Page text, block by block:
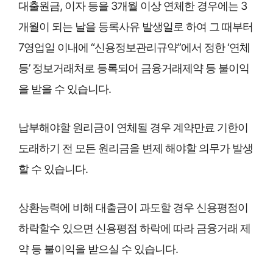
대출원금, 이자 등을 3개월 이상 연체한 경우에는 3
개월이 되는 날을 등록사유 발생일로 하여 그 때부터
7영업일 이내에 “신용정보관리규약”에서 정한 ‘연체
등’ 정보거래처로 등록되어 금융거래제약 등 불이익
을 받을 수 있습니다.
납부해야할 원리금이 연체될 경우 계약만료 기한이
도래하기 전 모든 원리금을 변제 해야할 의무가 발생
할 수 있습니다.
상환능력에 비해 대출금이 과도할 경우 신용평점이
하락할수 있으면 신용평점 하락에 따라 금융거래 제
약 등 불이익을 받으실 수 있습니다.